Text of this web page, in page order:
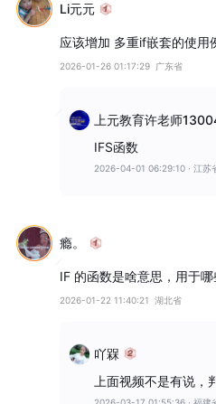
Li元元
应该增加 多重if嵌套的使用
2026-01-26 01:17:29 广东省
上元教育许老师
IFS函数
2026-04-01 06:29:10 · 江苏
瘾。
IF 的函数是啥意思，用于哪
2026-01-22 11:40:21 湖北省
吖槑
上面视频不是有说，